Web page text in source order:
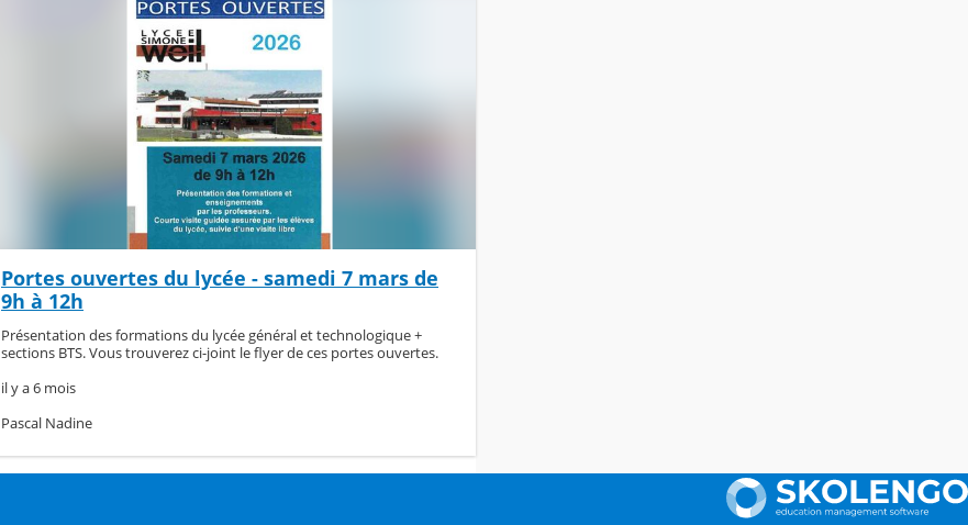
Portes ouvertes du lycée - samedi 7 mars de
9h à 12h
Présentation des formations du lycée général et technologique +
sections BTS. Vous trouverez ci-joint le flyer de ces portes ouvertes.
il y a 6 mois
Pascal Nadine